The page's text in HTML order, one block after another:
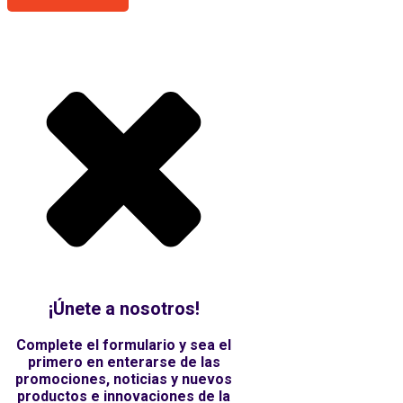
¡Únete a nosotros!
Complete el formulario y sea el
primero en enterarse de las
promociones, noticias y nuevos
productos e innovaciones de la